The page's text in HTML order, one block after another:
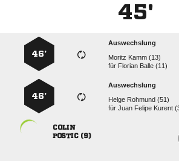
45'
Auswechslung
  
für   
46’
Auswechslung
  
für  
46’

 